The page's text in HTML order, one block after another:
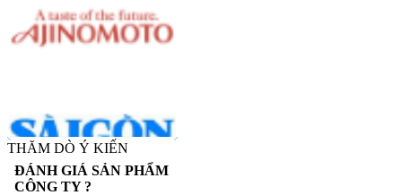
THĂM DÒ Ý KIẾN
ĐÁNH GIÁ SẢN PHẨM
CÔNG TY ?